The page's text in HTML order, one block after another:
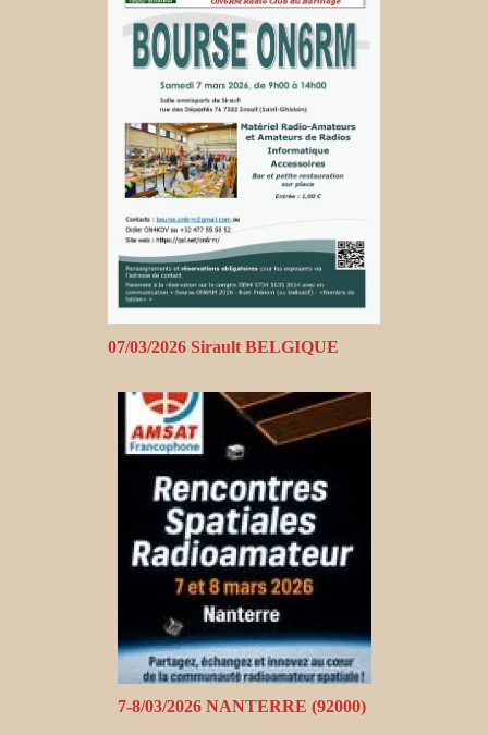
07/03/2026 Sirault BELGIQUE
7-8/03/2026 NANTERRE (92000)